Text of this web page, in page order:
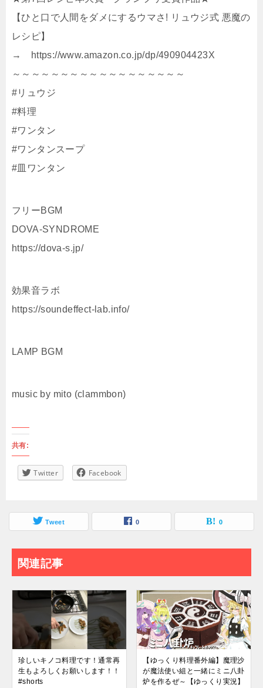
【ひと口で人間をダメにするウマさ! リュウジ式 悪魔の
レシピ】
→ https://www.amazon.co.jp/dp/490904423X
～～～～～～～～～～～～～～～～～～
#リュウジ
#料理
#ワンタン
#ワンタンスープ
#皿ワンタン
フリーBGM
DOVA-SYNDROME
https://dova-s.jp/
効果音ラボ
https://soundeffect-lab.info/
LAMP BGM
music by mito (clammbon)
共有:
Twitter Facebook
Tweet 0 0
関連記事
珍しいキノコ料理です！通常再
生もよろしくお願いします！！
#shorts
【ゆっくり料理番外編】魔理沙
が魔法使い組と一緒にミニ八卦
炉を作るぜ～【ゆっくり実況】